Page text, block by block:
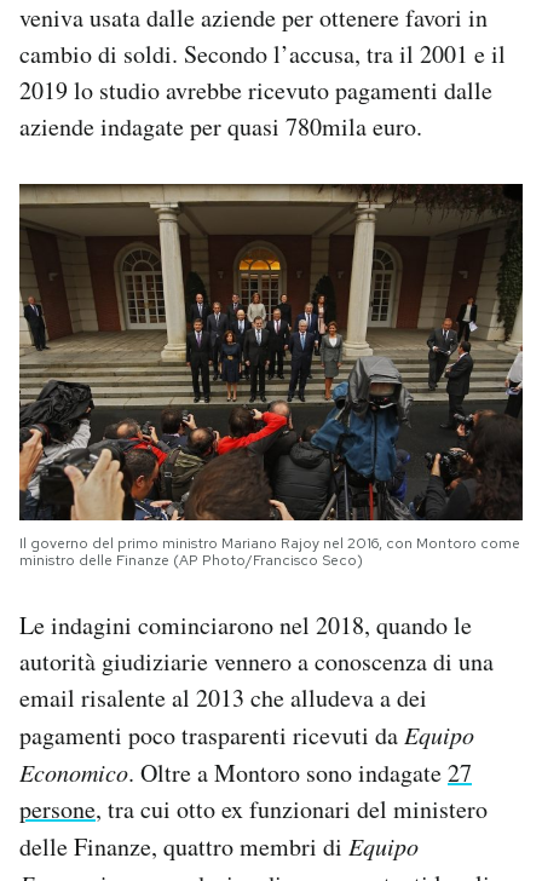
veniva usata dalle aziende per ottenere favori in
cambio di soldi. Secondo l’accusa, tra il 2001 e il
2019 lo studio avrebbe ricevuto pagamenti dalle
aziende indagate per quasi 780mila euro.
Il governo del primo ministro Mariano Rajoy nel 2016, con Montoro come
ministro delle Finanze (AP Photo/Francisco Seco)
Le indagini cominciarono nel 2018, quando le
autorità giudiziarie vennero a conoscenza di una
email risalente al 2013 che alludeva a dei
pagamenti poco trasparenti ricevuti da Equipo
Economico. Oltre a Montoro sono indagate27
persone, tra cui otto ex funzionari del ministero
delle Finanze, quattro membri di Equipo